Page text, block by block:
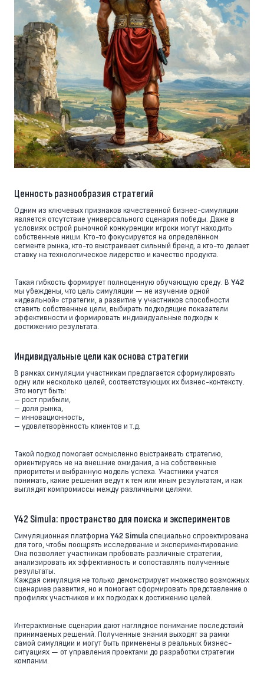
Ценность разнообразия стратегий
Одним из ключевых признаков качественной бизнес-симуляции
является отсутствие универсального сценария победы. Даже в
условиях острой рыночной конкуренции игроки могут находить
собственные ниши. Кто-то фокусируется на определённом
сегменте рынка, кто-то выстраивает сильный бренд, а кто-то делает
ставку на технологическое лидерство и качество продукта.
Такая гибкость формирует полноценную обучающую среду. В Y42
мы убеждены, что цель симуляции — не изучение одной
«идеальной» стратегии, а развитие у участников способности
ставить собственные цели, выбирать подходящие показатели
эффективности и формировать индивидуальные подходы к
достижению результата.
Индивидуальные цели как основа стратегии
В рамках симуляции участникам предлагается сформулировать
одну или несколько целей, соответствующих их бизнес-контексту.
Это могут быть:
– рост прибыли,
– доля рынка,
– инновационность,
– удовлетворённость клиентов и т.д.
Такой подход помогает осмысленно выстраивать стратегию,
ориентируясь не на внешние ожидания, а на собственные
приоритеты и выбранную модель успеха. Участники учатся
понимать, какие решения ведут к тем или иным результатам, и как
выглядят компромиссы между различными целями.
Y42 Simula: пространство для поиска и экспериментов
Симуляционная платформа Y42 Simulaспециально спроектирована
для того, чтобы поощрять исследование и экспериментирование.
Она позволяет участникам пробовать различные стратегии,
анализировать их эффективность и сопоставлять полученные
результаты.
Каждая симуляция не только демонстрирует множество возможных
сценариев развития, но и помогает сформировать представление о
профилях участников и их подходах к достижению целей.
Интерактивные сценарии дают наглядное понимание последствий
принимаемых решений. Полученные знания выходят за рамки
самой симуляции и могут быть применены в реальных бизнес-
ситуациях — от управления проектами до разработки стратегии
компании.